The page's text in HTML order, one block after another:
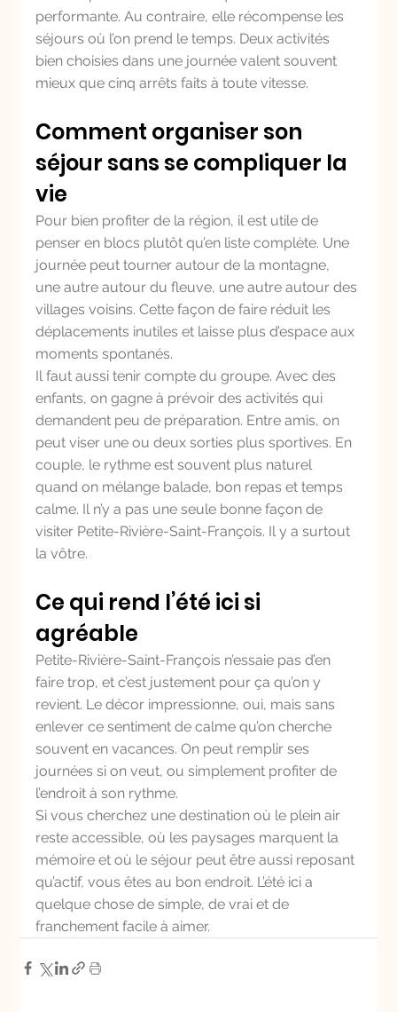
performante. Au contraire, elle récompense les
séjours où l’on prend le temps. Deux activités
bien choisies dans une journée valent souvent
mieux que cinq arrêts faits à toute vitesse.
Comment organiser son
séjour sans se compliquer la
vie
Pour bien profiter de la région, il est utile de
penser en blocs plutôt qu’en liste complète. Une
journée peut tourner autour de la montagne,
une autre autour du fleuve, une autre autour des
villages voisins. Cette façon de faire réduit les
déplacements inutiles et laisse plus d’espace aux
moments spontanés.
Il faut aussi tenir compte du groupe. Avec des
enfants, on gagne à prévoir des activités qui
demandent peu de préparation. Entre amis, on
peut viser une ou deux sorties plus sportives. En
couple, le rythme est souvent plus naturel
quand on mélange balade, bon repas et temps
calme. Il n’y a pas une seule bonne façon de
visiter Petite-Rivière-Saint-François. Il y a surtout
la vôtre.
Ce qui rend l’été ici si
agréable
Petite-Rivière-Saint-François n’essaie pas d’en
faire trop, et c’est justement pour ça qu’on y
revient. Le décor impressionne, oui, mais sans
enlever ce sentiment de calme qu’on cherche
souvent en vacances. On peut remplir ses
journées si on veut, ou simplement profiter de
l’endroit à son rythme.
Si vous cherchez une destination où le plein air
reste accessible, où les paysages marquent la
mémoire et où le séjour peut être aussi reposant
qu’actif, vous êtes au bon endroit. L’été ici a
quelque chose de simple, de vrai et de
franchement facile à aimer.